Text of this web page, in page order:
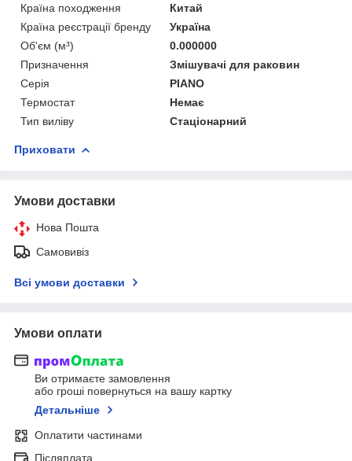
Країна походження
Китай
Країна реєстрації бренду
Україна
Об'єм (м³)
0.000000
Призначення
Змішувачі для раковин
Серія
PIANO
Термостат
Немає
Тип виліву
Стаціонарний
Приховати
Умови доставки
Нова Пошта
Самовивіз
Всі умови доставки
Умови оплати
Ви отримаєте замовлення
або гроші повернуться на вашу картку
Детальніше
Оплатити частинами
Післяплата